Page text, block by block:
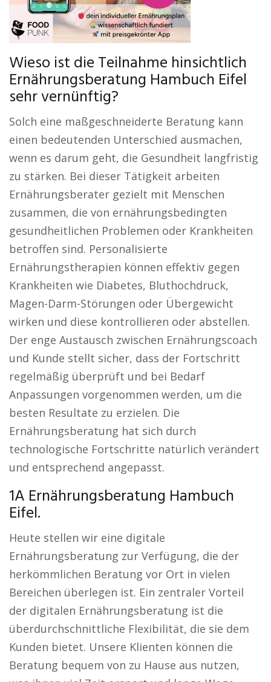
Wieso ist die Teilnahme hinsichtlich
Ernährungsberatung Hambuch Eifel
sehr vernünftig?
Solch eine maßgeschneiderte Beratung kann
einen bedeutenden Unterschied ausmachen,
wenn es darum geht, die Gesundheit langfristig
zu stärken. Bei dieser Tätigkeit arbeiten
Ernährungsberater gezielt mit Menschen
zusammen, die von ernährungsbedingten
gesundheitlichen Problemen oder Krankheiten
betroffen sind. Personalisierte
Ernährungstherapien können effektiv gegen
Krankheiten wie Diabetes, Bluthochdruck,
Magen-Darm-Störungen oder Übergewicht
wirken und diese kontrollieren oder abstellen.
Der enge Austausch zwischen Ernährungscoach
und Kunde stellt sicher, dass der Fortschritt
regelmäßig überprüft und bei Bedarf
Anpassungen vorgenommen werden, um die
besten Resultate zu erzielen. Die
Ernährungsberatung hat sich durch
technologische Fortschritte natürlich verändert
und entsprechend angepasst.
1A Ernährungsberatung Hambuch
Eifel.
Heute stellen wir eine digitale
Ernährungsberatung zur Verfügung, die der
herkömmlichen Beratung vor Ort in vielen
Bereichen überlegen ist. Ein zentraler Vorteil
der digitalen Ernährungsberatung ist die
überdurchschnittliche Flexibilität, die sie dem
Kunden bietet. Unsere Klienten können die
Beratung bequem von zu Hause aus nutzen,